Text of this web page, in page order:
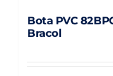
Bota PVC
Bracol